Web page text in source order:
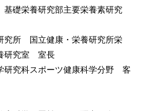
礎栄養研究部主要栄養素研究
究所 国立健康・栄養研究所栄
研究室 室長
究科スポーツ健康科学分野 客